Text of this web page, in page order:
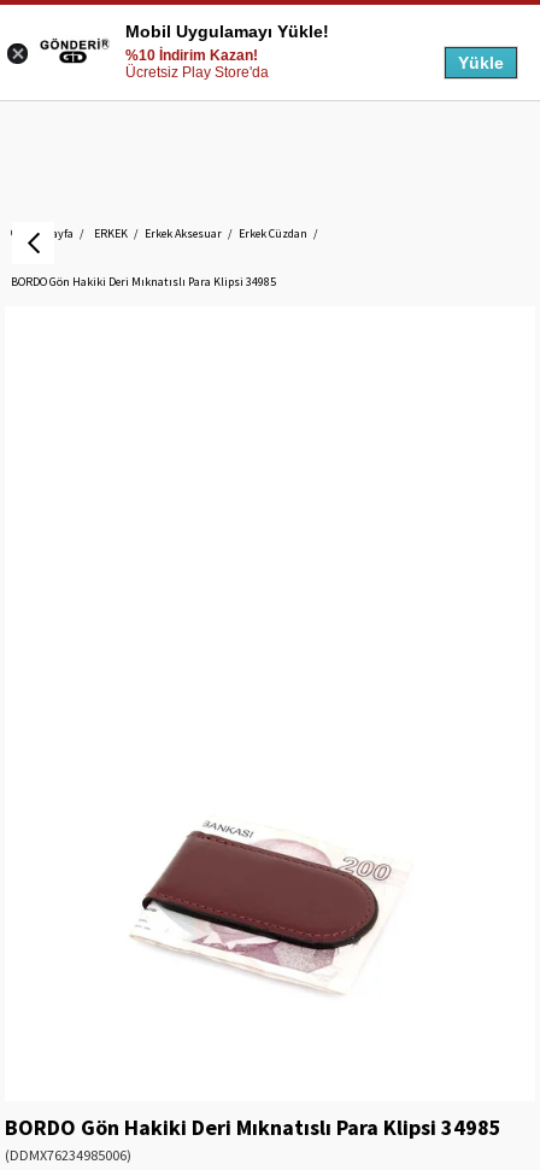
Anasayfa ERKEK Erkek Aksesuar Erkek Cüzdan
BORDO Gön Hakiki Deri Mıknatıslı Para Klipsi 34985
BORDO Gön Hakiki Deri Mıknatıslı Para Klipsi 34985
(DDMX76234985006)
Mobil Uygulamayı Yükle!
%10 İndirim Kazan!
Ücretsiz Play Store'da
Yükle